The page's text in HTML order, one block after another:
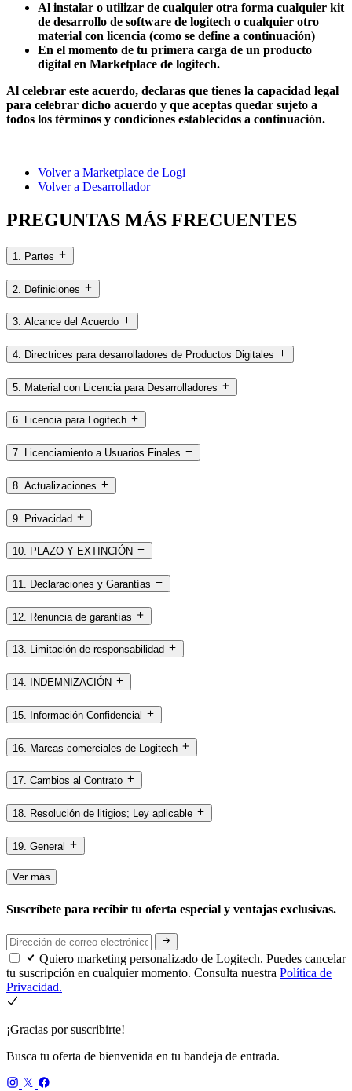
Al instalar o utilizar de cualquier otra forma cualquier kit
de desarrollo de software de logitech o cualquier otro
material con licencia (como se define a continuación)
En el momento de tu primera carga de un producto
digital en Marketplace de logitech.
Al celebrar este acuerdo, declaras que tienes la capacidad legal
para celebrar dicho acuerdo y que aceptas quedar sujeto a
todos los términos y condiciones establecidos a continuación.
Volver a Marketplace de Logi
Volver a Desarrollador
PREGUNTAS MÁS FRECUENTES
1. Partes
2. Definiciones
3. Alcance del Acuerdo
4. Directrices para desarrolladores de Productos Digitales
5. Material con Licencia para Desarrolladores
6. Licencia para Logitech
7. Licenciamiento a Usuarios Finales
8. Actualizaciones
9. Privacidad
10. PLAZO Y EXTINCIÓN
11. Declaraciones y Garantías
12. Renuncia de garantías
13. Limitación de responsabilidad
14. INDEMNIZACIÓN
15. Información Confidencial
16. Marcas comerciales de Logitech
17. Cambios al Contrato
18. Resolución de litigios; Ley aplicable
19. General
Ver más
Suscríbete para recibir tu oferta especial y ventajas exclusivas.
Quiero marketing personalizado de Logitech. Puedes cancelar
tu suscripción en cualquier momento. Consulta nuestra Política de
Privacidad.
¡Gracias por suscribirte!
Busca tu oferta de bienvenida en tu bandeja de entrada.